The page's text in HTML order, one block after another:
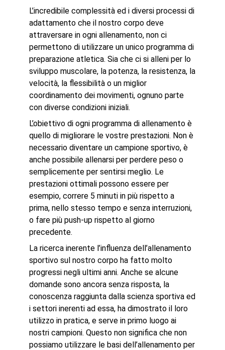
L’incredibile complessità ed i diversi processi di
adattamento che il nostro corpo deve
attraversare in ogni allenamento, non ci
permettono di utilizzare un unico programma di
preparazione atletica. Sia che ci si alleni per lo
sviluppo muscolare, la potenza, la resistenza, la
velocità, la flessibilità o un miglior
coordinamento dei movimenti, ognuno parte
con diverse condizioni iniziali.
L’obiettivo di ogni programma di allenamento è
quello di migliorare le vostre prestazioni. Non è
necessario diventare un campione sportivo, è
anche possibile allenarsi per perdere peso o
semplicemente per sentirsi meglio. Le
prestazioni ottimali possono essere per
esempio, correre 5 minuti in più rispetto a
prima, nello stesso tempo e senza interruzioni,
o fare più push-up rispetto al giorno
precedente.
La ricerca inerente l’influenza dell’allenamento
sportivo sul nostro corpo ha fatto molto
progressi negli ultimi anni. Anche se alcune
domande sono ancora senza risposta, la
conoscenza raggiunta dalla scienza sportiva ed
i settori inerenti ad essa, ha dimostrato il loro
utilizzo in pratica, e serve in primo luogo ai
nostri campioni. Questo non significa che non
possiamo utilizzare le basi dell’allenamento per